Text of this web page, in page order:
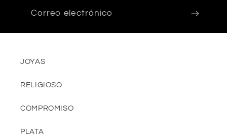
Correo electrónico
JOYAS
RELIGIOSO
COMPROMISO
PLATA